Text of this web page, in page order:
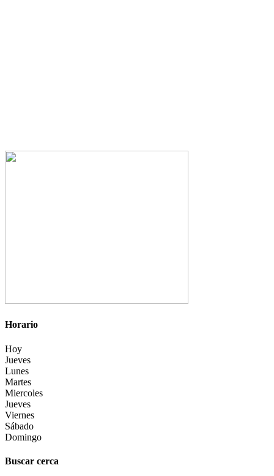
Horario
Hoy
Jueves
Lunes
Martes
Miercoles
Jueves
Viernes
Sábado
Domingo
Buscar cerca